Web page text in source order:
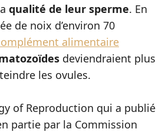
qualité de leur sperme. En
de noix d’environ 70
alimentaire
deviendraient plus
les ovules.
of Reproduction qui a publié
partie par la Commission